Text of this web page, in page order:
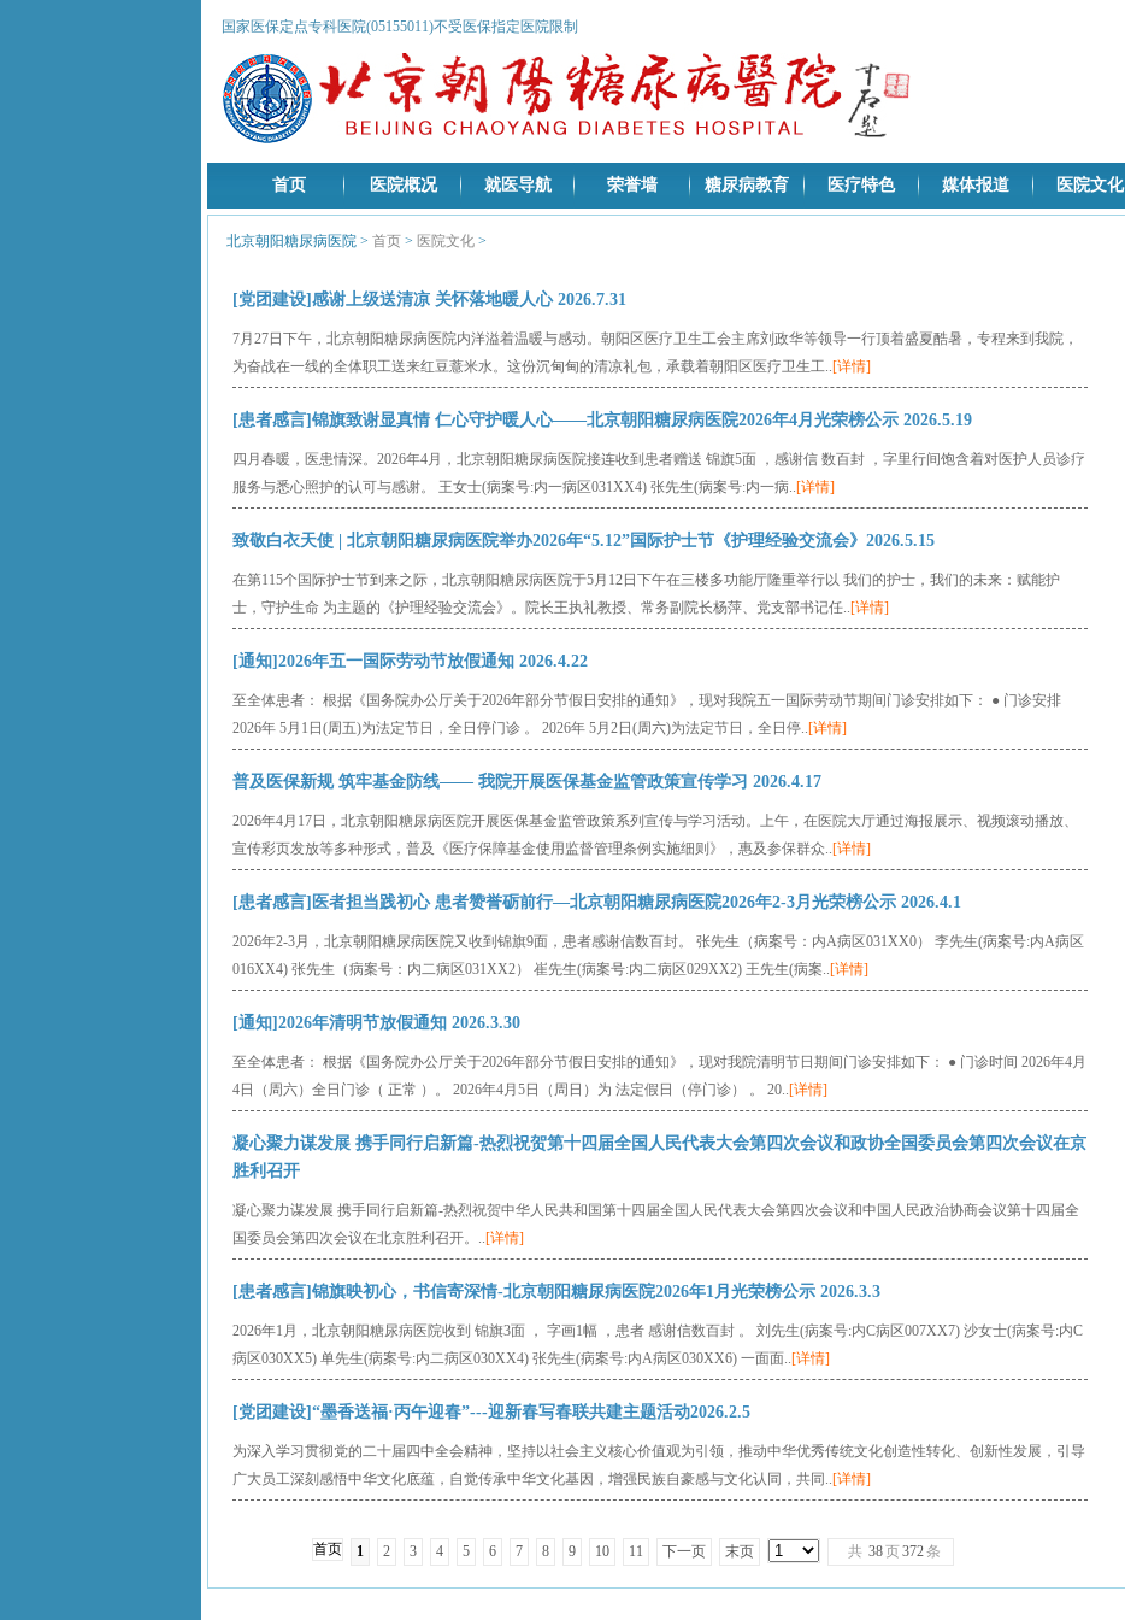
国家医保定点专科医院(05155011)不受医保指定医院限制
首页 医院概况 就医导航 荣誉墙 糖尿病教育 医疗特色 媒体报道 医院文化
北京朝阳糖尿病医院 > 首页 > 医院文化 >
[党团建设]感谢上级送清凉 关怀落地暖人心 2026.7.31
7月27日下午，北京朝阳糖尿病医院内洋溢着温暖与感动。朝阳区医疗卫生工会主席刘政华等领导一行顶着盛夏酷暑，专程来到我院，
为奋战在一线的全体职工送来红豆薏米水。这份沉甸甸的清凉礼包，承载着朝阳区医疗卫生工..[详情]
[患者感言]锦旗致谢显真情 仁心守护暖人心——北京朝阳糖尿病医院2026年4月光荣榜公示 2026.5.19
四月春暖，医患情深。2026年4月，北京朝阳糖尿病医院接连收到患者赠送 锦旗5面 ，感谢信 数百封 ，字里行间饱含着对医护人员诊疗
服务与悉心照护的认可与感谢。 王女士(病案号:内一病区031XX4) 张先生(病案号:内一病..[详情]
致敬白衣天使 | 北京朝阳糖尿病医院举办2026年“5.12”国际护士节《护理经验交流会》2026.5.15
在第115个国际护士节到来之际，北京朝阳糖尿病医院于5月12日下午在三楼多功能厅隆重举行以 我们的护士，我们的未来：赋能护
士，守护生命 为主题的《护理经验交流会》。院长王执礼教授、常务副院长杨萍、党支部书记任..[详情]
[通知]2026年五一国际劳动节放假通知 2026.4.22
至全体患者： 根据《国务院办公厅关于2026年部分节假日安排的通知》，现对我院五一国际劳动节期间门诊安排如下： ● 门诊安排
2026年 5月1日(周五)为法定节日，全日停门诊 。 2026年 5月2日(周六)为法定节日，全日停..[详情]
普及医保新规 筑牢基金防线—— 我院开展医保基金监管政策宣传学习 2026.4.17
2026年4月17日，北京朝阳糖尿病医院开展医保基金监管政策系列宣传与学习活动。上午，在医院大厅通过海报展示、视频滚动播放、
宣传彩页发放等多种形式，普及《医疗保障基金使用监督管理条例实施细则》，惠及参保群众..[详情]
[患者感言]医者担当践初心 患者赞誉砺前行—北京朝阳糖尿病医院2026年2-3月光荣榜公示 2026.4.1
2026年2-3月，北京朝阳糖尿病医院又收到锦旗9面，患者感谢信数百封。 张先生（病案号：内A病区031XX0） 李先生(病案号:内A病区
016XX4) 张先生（病案号：内二病区031XX2） 崔先生(病案号:内二病区029XX2) 王先生(病案..[详情]
[通知]2026年清明节放假通知 2026.3.30
至全体患者： 根据《国务院办公厅关于2026年部分节假日安排的通知》，现对我院清明节日期间门诊安排如下： ● 门诊时间 2026年4月
4日（周六）全日门诊（ 正常 ）。 2026年4月5日（周日）为 法定假日（停门诊） 。 20..[详情]
凝心聚力谋发展 携手同行启新篇-热烈祝贺第十四届全国人民代表大会第四次会议和政协全国委员会第四次会议在京
胜利召开
凝心聚力谋发展 携手同行启新篇-热烈祝贺中华人民共和国第十四届全国人民代表大会第四次会议和中国人民政治协商会议第十四届全
国委员会第四次会议在北京胜利召开。..[详情]
[患者感言]锦旗映初心，书信寄深情-北京朝阳糖尿病医院2026年1月光荣榜公示 2026.3.3
2026年1月，北京朝阳糖尿病医院收到 锦旗3面 ， 字画1幅 ，患者 感谢信数百封 。 刘先生(病案号:内C病区007XX7) 沙女士(病案号:内C
病区030XX5) 单先生(病案号:内二病区030XX4) 张先生(病案号:内A病区030XX6) 一面面..[详情]
[党团建设]“墨香送福·丙午迎春”---迎新春写春联共建主题活动2026.2.5
为深入学习贯彻党的二十届四中全会精神，坚持以社会主义核心价值观为引领，推动中华优秀传统文化创造性转化、创新性发展，引导
广大员工深刻感悟中华文化底蕴，自觉传承中华文化基因，增强民族自豪感与文化认同，共同..[详情]
首页 1 2 3 4 5 6 7 8 9 10 11 下一页 末页 共 38页372条